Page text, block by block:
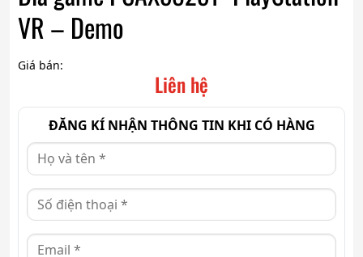
VR – Demo
Giá bán:
Liên hệ
ĐĂNG KÍ NHẬN THÔNG TIN KHI CÓ HÀNG